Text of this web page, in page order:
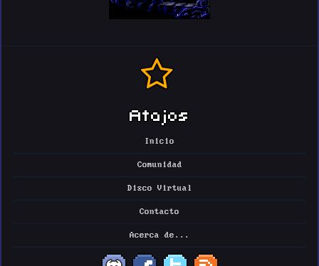
Atajos
Inicio
Comunidad
Disco Virtual
Contacto
Acerca de...